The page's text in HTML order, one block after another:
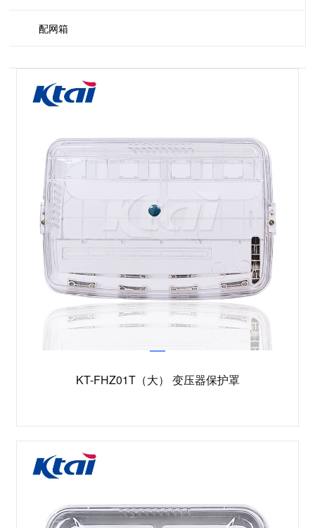
配网箱
KT-FHZ01T（大） 变压器保护罩